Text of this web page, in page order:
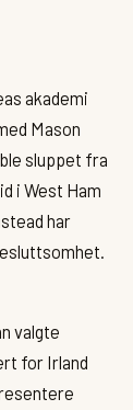
akademi
Mason
sluppet fra
i West Ham
har
valgte
for Irland